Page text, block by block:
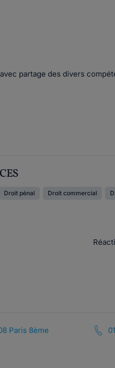
partage des divers
Droit pénal Droit commercial
Paris 8ème